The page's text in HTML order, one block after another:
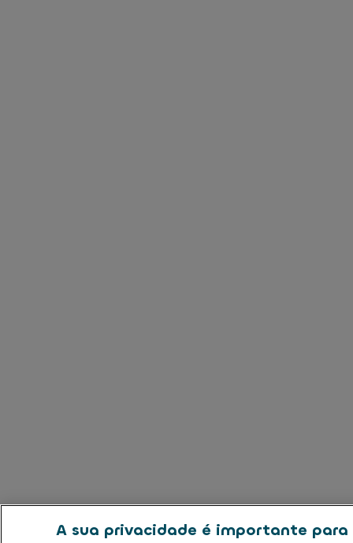
A sua privacidade é importante para